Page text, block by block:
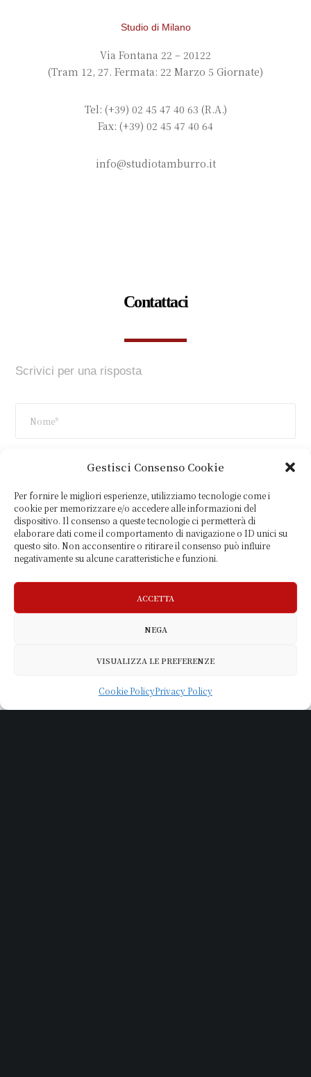
Gestisci Consenso Cookie
Per fornire le migliori esperienze, utilizziamo tecnologie come i
cookie per memorizzare e/o accedere alle informazioni del
dispositivo. Il consenso a queste tecnologie ci permetterà di
elaborare dati come il comportamento di navigazione o ID unici su
questo sito. Non acconsentire o ritirare il consenso può influire
negativamente su alcune caratteristiche e funzioni.
ACCETTA
NEGA
VISUALIZZA LE PREFERENZE
Cookie PolicyPrivacy Policy
Studio di Milano
Via Fontana 22 – 20122
(Tram 12, 27. Fermata: 22 Marzo 5 Giornate)
Tel: (+39) 02 45 47 40 63 (R.A.)
Fax: (+39) 02 45 47 40 64
info@studiotamburro.it
Contattaci
Scrivici per una risposta